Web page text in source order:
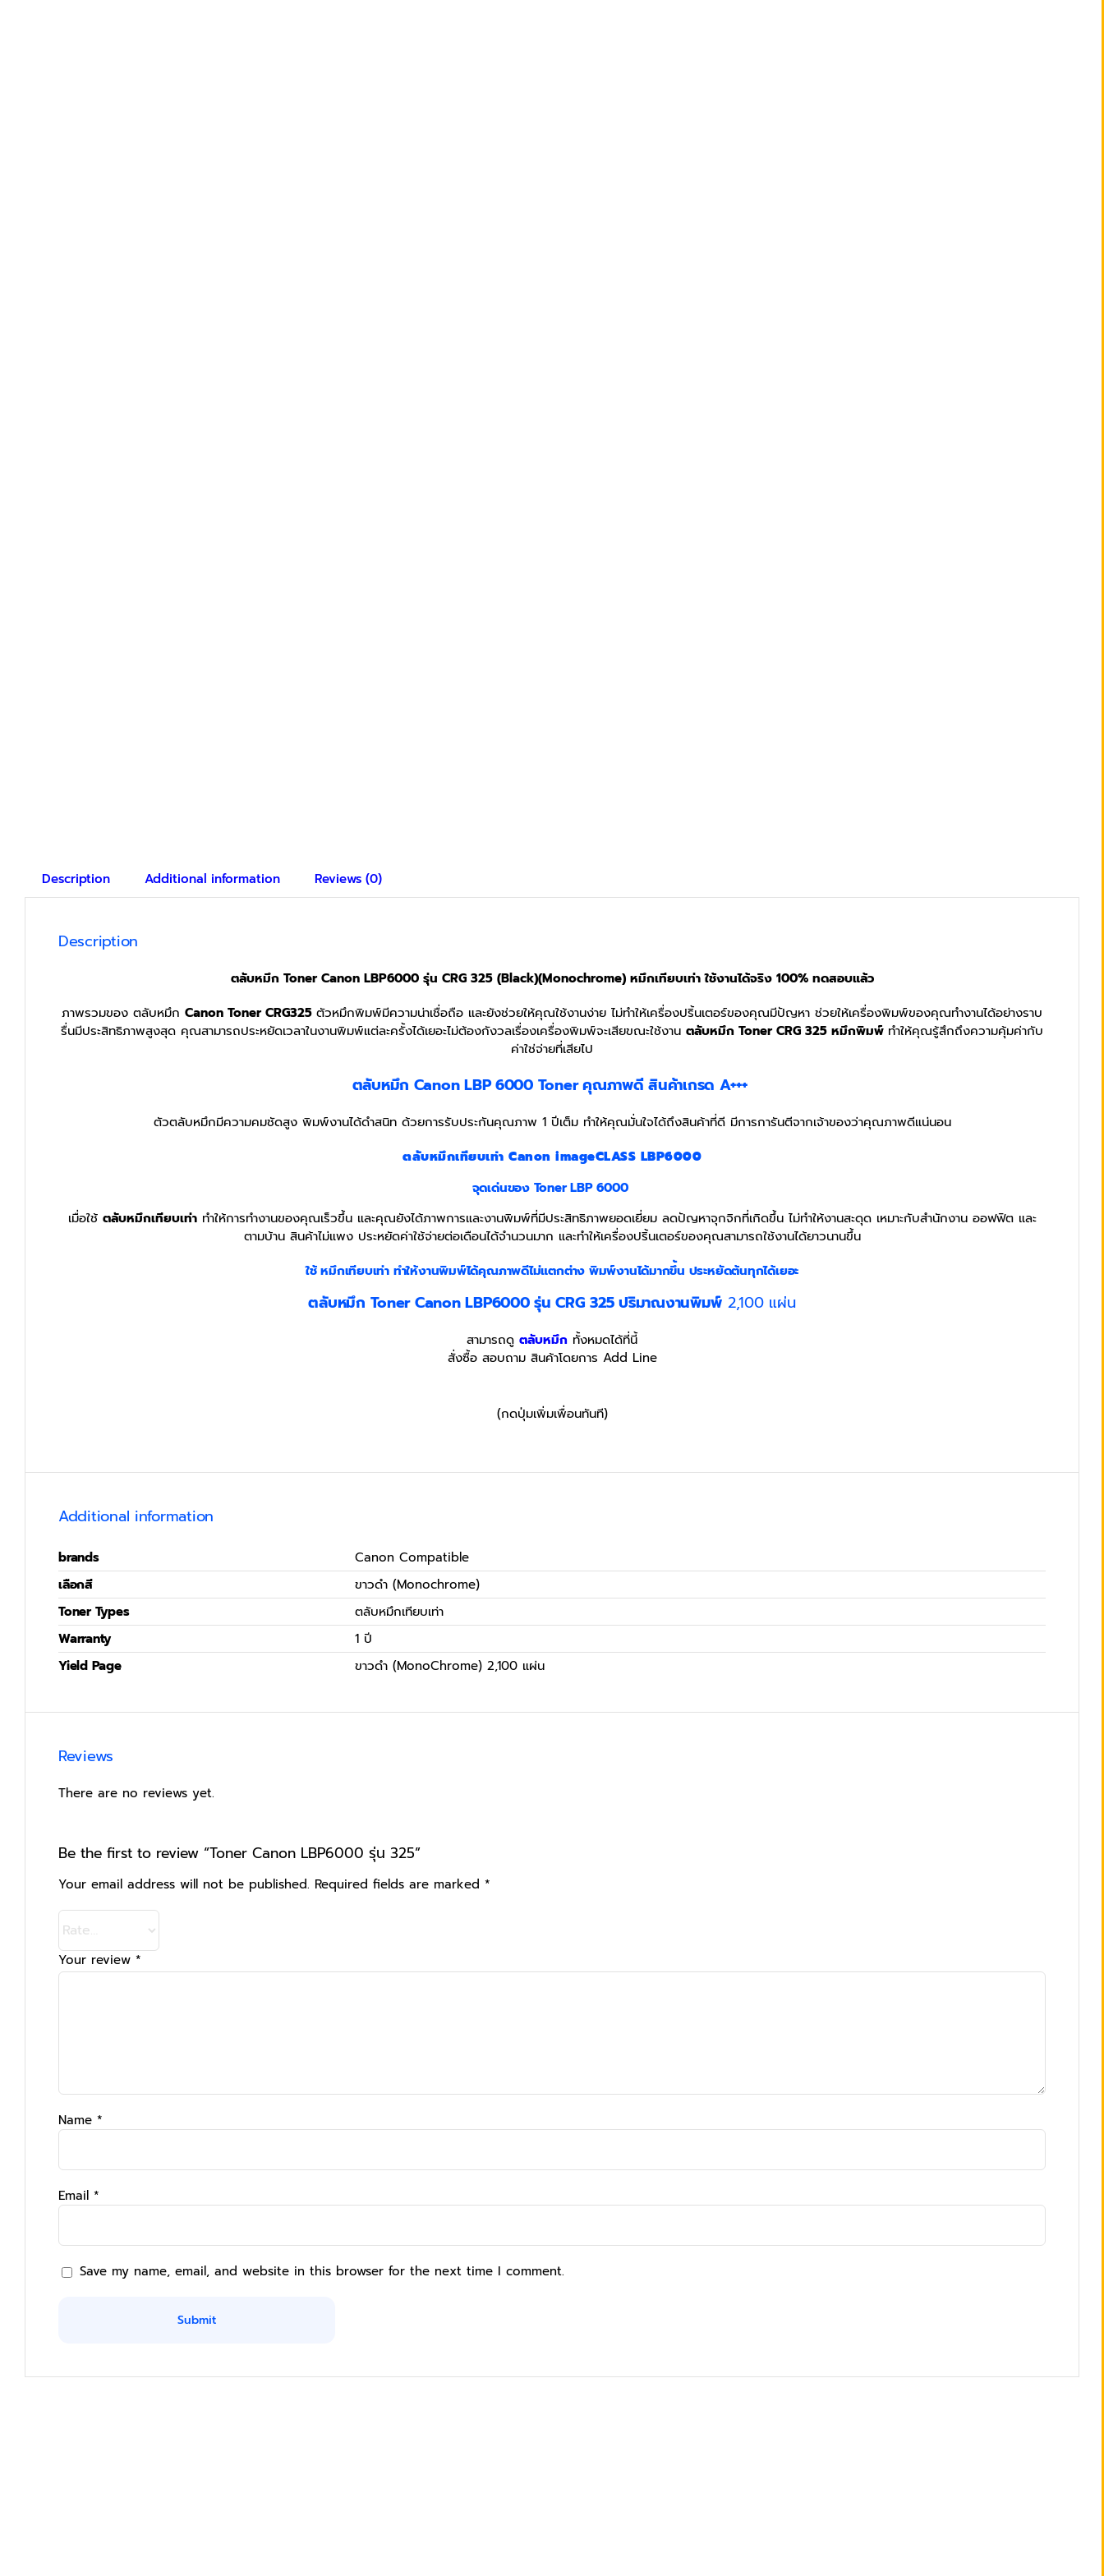
Description Additional information Reviews (0)
Description
ตลับหมึก Toner Canon LBP6000 รุ่น CRG 325 (Black)(Monochrome) หมึกเทียบเท่า ใช้งานได้จริง 100% ทดสอบแล้ว
ภาพรวมของ ตลับหมึก Canon Toner CRG325 ตัวหมึกพิมพ์มีความน่าเชื่อถือ และยังช่วยให้คุณใช้งานง่าย ไม่ทำให้เครื่องปริ้นเตอร์ของคุณมีปัญหา ช่วยให้เครื่องพิมพ์ของคุณทำงานได้อย่างราบ
รื่นมีประสิทธิภาพสูงสุด คุณสามารถประหยัดเวลาในงานพิมพ์แต่ละครั้งได้เยอะไม่ต้องกังวลเรื่องเครื่องพิมพ์จะเสียขณะใช้งาน ตลับหมึก Toner CRG 325 หมึกพิมพ์ ทำให้คุณรู้สึกถึงความคุ้มค่ากับ
ค่าใช่จ่ายที่เสียไป
ตลับหมึก Canon LBP 6000 Tonerคุณภาพดี สินค้าเกรด A+++
ตัวตลับหมึกมีความคมชัดสูง พิมพ์งานได้ดำสนิท ด้วยการรับประกันคุณภาพ 1 ปีเต็ม ทำให้คุณมั่นใจได้ถึงสินค้าที่ดี มีการการันตีจากเจ้าของว่าคุณภาพดีแน่นอน
ตลับหมึกเทียบเท่า Canon imageCLASS LBP6000
จุดเด่นของ Toner LBP 6000
เมื่อใช้ ตลับหมึกเทียบเท่าทำให้การทำงานของคุณเร็วขึ้น และคุณยังได้ภาพการและงานพิมพ์ที่มีประสิทธิภาพยอดเยี่ยม ลดปัญหาจุกจิกที่เกิดขึ้น ไม่ทำให้งานสะดุด เหมาะกับสำนักงาน ออฟฟิต และ
ตามบ้าน สินค้าไม่แพง ประหยัดค่าใช้จ่ายต่อเดือนได้จำนวนมาก และทำให้เครื่องปริ้นเตอร์ของคุณสามารถใช้งานได้ยาวนานขึ้น
ใช้ หมึกเทียบเท่า ทำให้งานพิมพ์ได้คุณภาพดีไม่แตกต่าง พิมพ์งานได้มากขึ้น ประหยัดต้นทุกได้เยอะ
ตลับหมึก Toner Canon LBP6000 รุ่น CRG 325 ปริมาณงานพิมพ์ 2,100 แผ่น
สามารถดู ตลับหมึก ทั้งหมดได้ที่นี้
สั่งซื้อ สอบถาม สินค้าโดยการ Add Line
(กดปุ่มเพิ่มเพื่อนทันที)
Additional information
brands
Canon Compatible
เลือกสี
ขาวดำ (Monochrome)
Toner Types
ตลับหมึกเทียบเท่า
Warranty
1 ปี
Yield Page
ขาวดำ (MonoChrome) 2,100 แผ่น
Reviews
There are no reviews yet.
Be the first to review “Toner Canon LBP6000 รุ่น 325”
Your email address will not be published. Required fields are marked *
Your review *
Name *
Email *
Save my name, email, and website in this browser for the next time I comment.